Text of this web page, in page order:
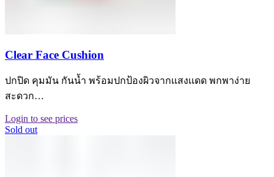
Clear Face Cushion
ปกปิด คุมมัน กันน้ำ พร้อมปกป้องผิวจากเเสงเเดด พกพาง่าย
สะดวก…
Login to see prices
Sold out